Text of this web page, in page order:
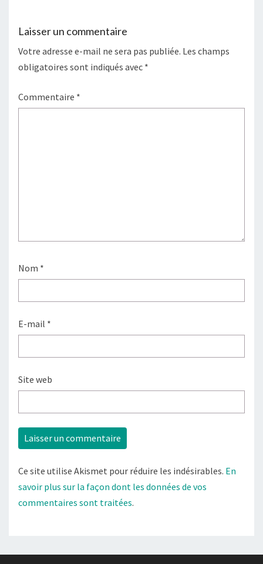
Laisser un commentaire
Votre adresse e-mail ne sera pas publiée. Les champs
obligatoires sont indiqués avec *
Commentaire *
Nom *
E-mail *
Site web
Ce site utilise Akismet pour réduire les indésirables. En
savoir plus sur la façon dont les données de vos
commentaires sont traitées.